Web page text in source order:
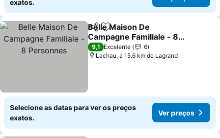
exatos.
PartilharAdicionar aos favoritos
Belle Maison De
Campagne Familiale - 8
Personnes
Ver preços
9,1 Excelente
6
Lachau, a 15.6 km de Lagrand
Selecione as datas para ver os preços
exatos.
Ver preços